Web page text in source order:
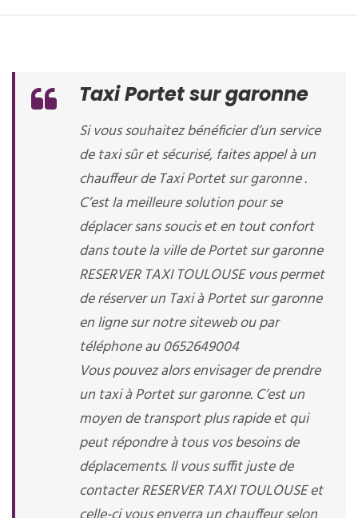
Taxi Portet sur garonne
Si vous souhaitez bénéficier d’un service
de taxi sûr et sécurisé, faites appel à un
chauffeur de Taxi Portet sur garonne .
C’est la meilleure solution pour se
déplacer sans soucis et en tout confort
dans toute la ville de Portet sur garonne
RESERVER TAXI TOULOUSE vous permet
de réserver un Taxi à Portet sur garonne
en ligne sur notre siteweb ou par
téléphone au 0652649004
Vous pouvez alors envisager de prendre
un taxi à Portet sur garonne. C’est un
moyen de transport plus rapide et qui
peut répondre à tous vos besoins de
déplacements. Il vous suffit juste de
contacter RESERVER TAXI TOULOUSE et